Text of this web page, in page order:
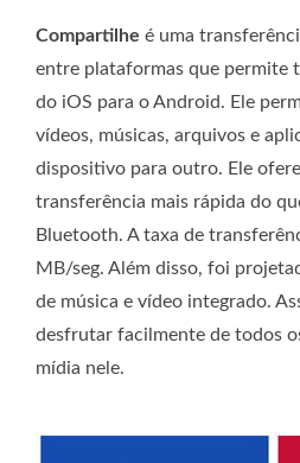
Compartilhe é uma
entre plataformas que permite
do iOS para o Android. Ele
vídeos, músicas, arquivos e
dispositivo para outro. Ele
transferência mais rápida do
Bluetooth. A taxa de
MB/seg. Além disso, foi
de música e vídeo integrado.
desfrutar facilmente de todos
mídia nele.